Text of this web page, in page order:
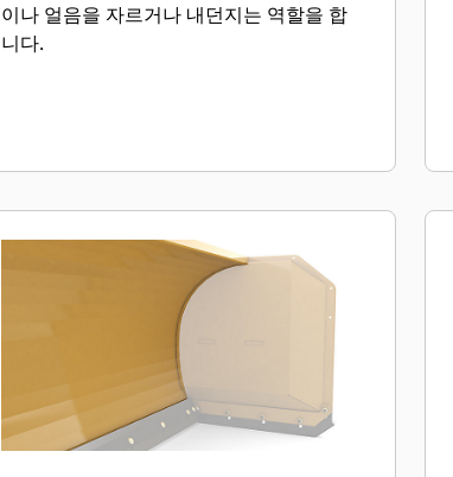
이나 얼음을 자르거나 내던지는 역할을 합
니다.